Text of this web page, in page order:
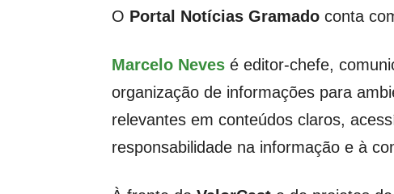
O Portal Notícias Gramado conta
Marcelo Neves é editor-chefe,
organização de informações para
relevantes em conteúdos claros,
responsabilidade na informação e à